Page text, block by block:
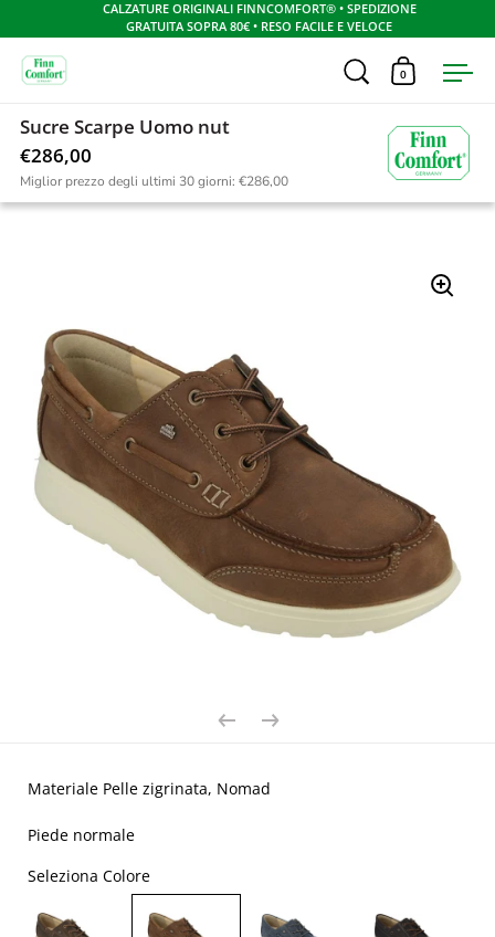
Skip to content
CALZATURE ORIGINALI FINNCOMFORT® • SPEDIZIONE
GRATUITA SOPRA 80€ • RESO FACILE E VELOCE
Apri ricerca
Apri
0
Home Catalogo / Sucre Uomo Nomad nut
Sucre Scarpe Uomo nut
€286,00
Miglior prezzo degli ultimi 30 giorni: €286,00
Materiale Pelle zigrinata, Nomad
Piede normale
Seleziona Colore